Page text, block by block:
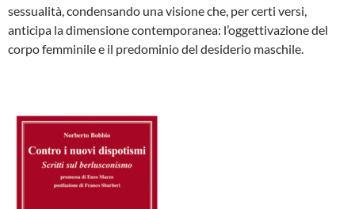
sessualità, condensando una visione che, per certi versi,
anticipa la dimensione contemporanea: l’oggettivazione del
corpo femminile e il predominio del desiderio maschile.